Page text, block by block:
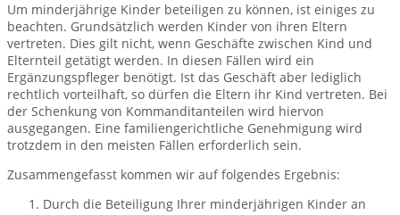
Um minderjährige Kinder beteiligen zu können, ist einiges zu
beachten. Grundsätzlich werden Kinder von ihren Eltern
vertreten. Dies gilt nicht, wenn Geschäfte zwischen Kind und
Elternteil getätigt werden. In diesen Fällen wird ein
Ergänzungspfleger benötigt. Ist das Geschäft aber lediglich
rechtlich vorteilhaft, so dürfen die Eltern ihr Kind vertreten. Bei
der Schenkung von Kommanditanteilen wird hiervon
ausgegangen. Eine familiengerichtliche Genehmigung wird
trotzdem in den meisten Fällen erforderlich sein.
Zusammengefasst kommen wir auf folgendes Ergebnis:
Durch die Beteiligung Ihrer minderjährigen Kinder an